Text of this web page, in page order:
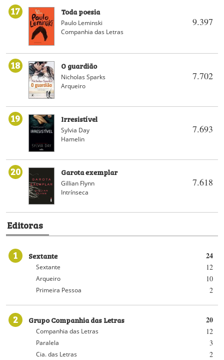
17
9.397
Toda poesia
Paulo Leminski
Companhia das Letras
18
7.702
O guardião
Nicholas Sparks
Arqueiro
19
7.693
Irresistível
Sylvia Day
Hamelin
20
7.618
Garota exemplar
Gillian Flynn
Intrínseca
Editoras
1 24
Sextante
12
Sextante
10
Arqueiro
2
Primeira Pessoa
2 20
Grupo Companhia das Letras
12
Companhia das Letras
3
Paralela
2
Cia. das Letras